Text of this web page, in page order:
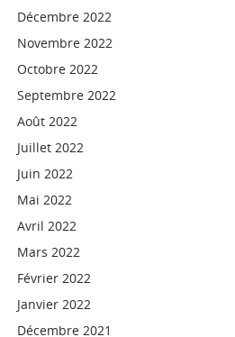
Décembre 2022
Novembre 2022
Octobre 2022
Septembre 2022
Août 2022
Juillet 2022
Juin 2022
Mai 2022
Avril 2022
Mars 2022
Février 2022
Janvier 2022
Décembre 2021